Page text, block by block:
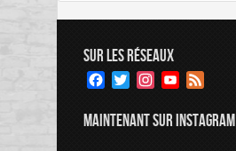
SUR LES RÉSEAUX
Facebook
TwitterInstagramYouTube
MAINTENANT SUR INSTAGRAM